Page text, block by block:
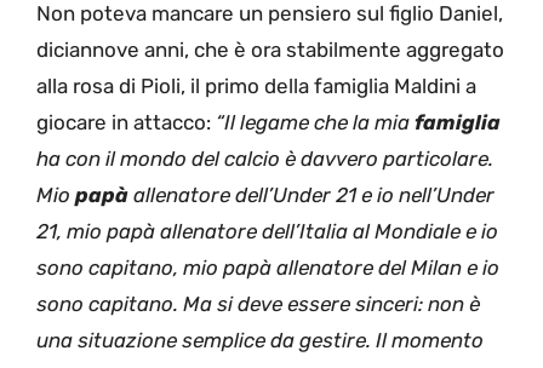
Non poteva mancare un pensiero sul figlio Daniel,
diciannove anni, che è ora stabilmente aggregato
alla rosa di Pioli, il primo della famiglia Maldini a
giocare in attacco: “Il legame che la mia famiglia
ha con il mondo del calcio è davvero particolare.
Mio papà allenatore dell’Under 21 e io nell’Under
21, mio papà allenatore dell’Italia al Mondiale e io
sono capitano, mio papà allenatore del Milan e io
sono capitano. Ma si deve essere sinceri: non è
una situazione semplice da gestire. Il momento